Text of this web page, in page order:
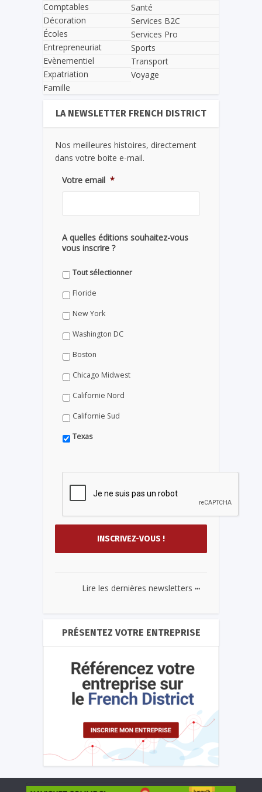
Comptables
Décoration
Écoles
Entrepreneuriat
Evènementiel
Expatriation
Famille
Santé
Services B2C
Services Pro
Sports
Transport
Voyage
LA NEWSLETTER FRENCH DISTRICT
Nos meilleures histoires, directement
dans votre boite e-mail.
Votre email *
A quelles éditions souhaitez-vous
vous inscrire ?
Tout sélectionner
Floride
New York
Washington DC
Boston
Chicago Midwest
Californie Nord
Californie Sud
Texas
Lire les dernières newsletters ...
PRÉSENTEZ VOTRE ENTREPRISE